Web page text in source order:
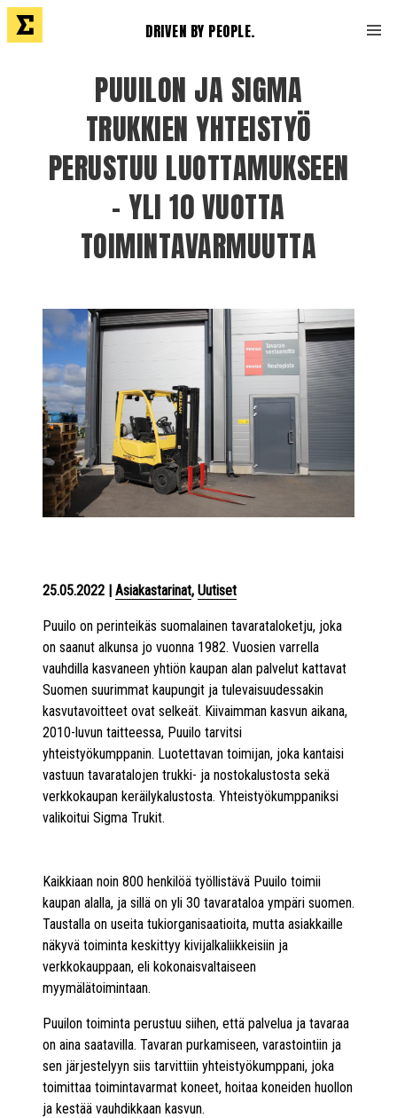
DRIVEN BY PEOPLE.
PUUILON JA SIGMA
TRUKKIEN YHTEISTYÖ
PERUSTUU LUOTTAMUKSEEN
– YLI 10 VUOTTA
TOIMINTAVARMUUTTA
25.05.2022 | Asiakastarinat, Uutiset
Puuilo on perinteikäs suomalainen tavarataloketju, joka
on saanut alkunsa jo vuonna 1982. Vuosien varrella
vauhdilla kasvaneen yhtiön kaupan alan palvelut kattavat
Suomen suurimmat kaupungit ja tulevaisuudessakin
kasvutavoitteet ovat selkeät. Kiivaimman kasvun aikana,
2010-luvun taitteessa, Puuilo tarvitsi
yhteistyökumppanin. Luotettavan toimijan, joka kantaisi
vastuun tavaratalojen trukki- ja nostokalustosta sekä
verkkokaupan keräilykalustosta. Yhteistyökumppaniksi
valikoitui Sigma Trukit.
Kaikkiaan noin 800 henkilöä työllistävä Puuilo toimii
kaupan alalla, ja sillä on yli 30 tavarataloa ympäri suomen.
Taustalla on useita tukiorganisaatioita, mutta asiakkaille
näkyvä toiminta keskittyy kivijalkaliikkeisiin ja
verkkokauppaan, eli kokonaisvaltaiseen
myymälätoimintaan.
Puuilon toiminta perustuu siihen, että palvelua ja tavaraa
on aina saatavilla. Tavaran purkamiseen, varastointiin ja
sen järjestelyyn siis tarvittiin yhteistyökumppani, joka
toimittaa toimintavarmat koneet, hoitaa koneiden huollon
ja kestää vauhdikkaan kasvun.